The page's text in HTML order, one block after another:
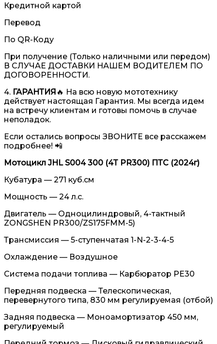
Кредитной картой
Перевод
По QR-Коду
При получение (Только наличными или передом)
В СЛУЧАЕ ДОСТАВКИ НАШЕМ ВОДИТЕЛЕМ ПО
ДОГОВОРЕННОСТИ.
4. ГАРАНТИЯ 🔥 На всю новую мототехнику
действует настоящая Гарантия. Мы всегда идем
на встречу клиентам и готовы помочь в случае
неполадок.
Если остались вопросы ЗВОНИТЕ все расскажем
подробнее! 📲
Мотоцикл JHL S004 300 (4T PR300) ПТС (2024г)
Кубатура — 271 куб.см
Мощность — 24 л.с.
Двигатель — Одноцилиндровый, 4-тактный
ZONGSHEN PR300/ZS175FMM-5)
Трансмиссия — 5-ступенчатая 1-N-2-3-4-5
Охлаждение — Воздушное
Система подачи топлива — Карбюратор PE30
Передняя подвеска — Телескопическая,
перевернутого типа, 830 мм регулируемая (отбой)
Задняя подвеска — Моноамортизатор 450 мм,
регулируемый